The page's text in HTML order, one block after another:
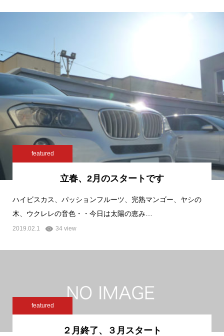
featured
立春、2月のスタートです
ハイビスカス、パッションフルーツ、完熟マンゴー、ヤシの
木、ウクレレの音色・・今日は太陽の恵み…
2019.02.1 34 view
featured
２月終了、３月スタート